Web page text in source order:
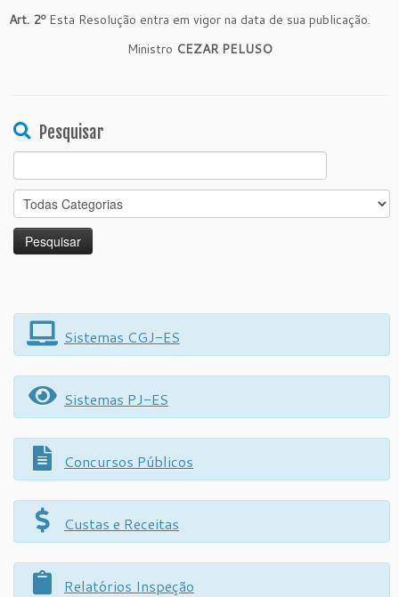
Art. 2ºEsta Resolução entra em vigor na data de sua publicação.
Ministro CEZAR PELUSO
Pesquisar
Search
for:
Sistemas CGJ-ES
Sistemas PJ-ES
Concursos Públicos
Custas e Receitas
Relatórios Inspeção